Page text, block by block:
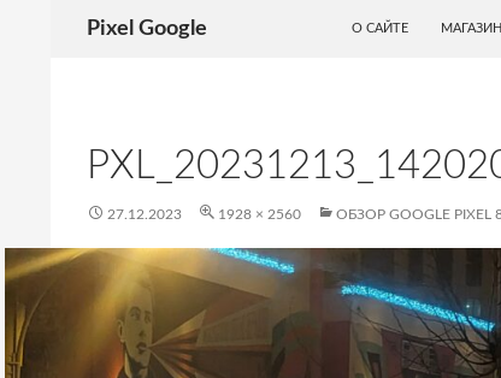
Pixel Google
О САЙТЕ
МАГАЗИН
27.12.2023 1928 × 2560 ОБЗОР GOOGLE PIXEL